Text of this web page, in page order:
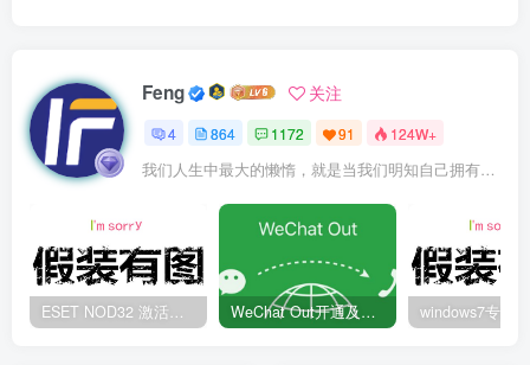
Feng 关注
4 864 1172 91 124W+
我们人生中最大的懒惰，就是当我们明知自己拥有作出选择的能力，却不去主动改变而是放任它的生活态度
ESET NOD32 激活码 有效期至2022年 WeChat Out开通及充值方法